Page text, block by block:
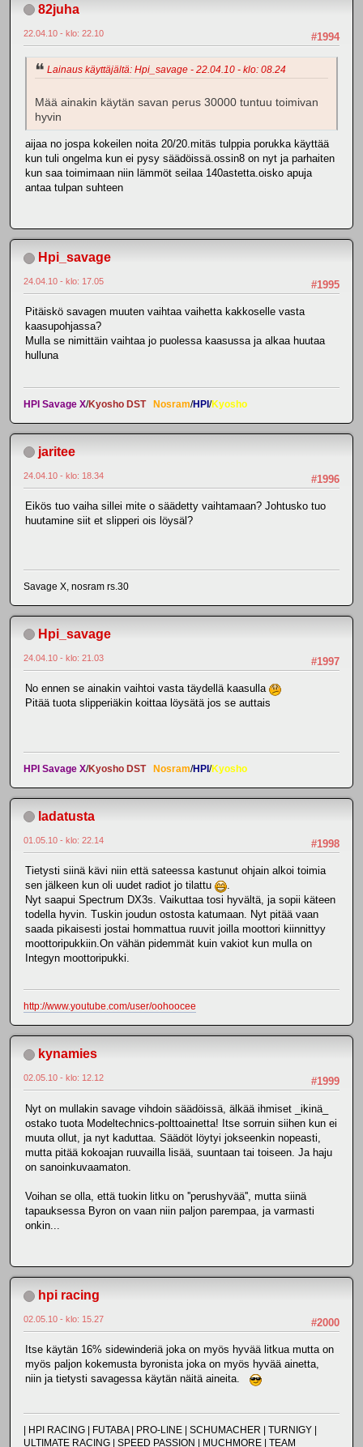
82juha
#1994
22.04.10 - klo: 22.10
Lainaus käyttäjältä: Hpi_savage - 22.04.10 - klo: 08.24
Mää ainakin käytän savan perus 30000 tuntuu toimivan
hyvin
aijaa no jospa kokeilen noita 20/20.mitäs tulppia porukka käyttää
kun tuli ongelma kun ei pysy säädöissä.ossin8 on nyt ja parhaiten
kun saa toimimaan niin lämmöt seilaa 140astetta.oisko apuja
antaa tulpan suhteen
Hpi_savage
#1995
24.04.10 - klo: 17.05
Pitäiskö savagen muuten vaihtaa vaihetta kakkoselle vasta
kaasupohjassa?
Mulla se nimittäin vaihtaa jo puolessa kaasussa ja alkaa huutaa
hulluna
HPI Savage X/Kyosho DST Nosram/HPI/Kyosho
jaritee
#1996
24.04.10 - klo: 18.34
Eikös tuo vaiha sillei mite o säädetty vaihtamaan? Johtusko tuo
huutamine siit et slipperi ois löysäl?
Savage X, nosram rs.30
Hpi_savage
#1997
24.04.10 - klo: 21.03
No ennen se ainakin vaihtoi vasta täydellä kaasulla
Pitää tuota slipperiäkin koittaa löysätä jos se auttais
HPI Savage X/Kyosho DST Nosram/HPI/Kyosho
ladatusta
#1998
01.05.10 - klo: 22.14
Tietysti siinä kävi niin että sateessa kastunut ohjain alkoi toimia
sen jälkeen kun oli uudet radiot jo tilattu
Nyt saapui Spectrum DX3s. Vaikuttaa tosi hyvältä, ja sopii käteen
todella hyvin. Tuskin joudun ostosta katumaan. Nyt pitää vaan
saada pikaisesti jostai hommattua ruuvit joilla moottori kiinnittyy
moottoripukkiin.On vähän pidemmät kuin vakiot kun mulla on
Integyn moottoripukki.
http://www.youtube.com/user/oohoocee
kynamies
#1999
02.05.10 - klo: 12.12
Nyt on mullakin savage vihdoin säädöissä, älkää ihmiset _ikinä_
ostako tuota Modeltechnics-polttoainetta! Itse sorruin siihen kun ei
muuta ollut, ja nyt kaduttaa. Säädöt löytyi jokseenkin nopeasti,
mutta pitää kokoajan ruuvailla lisää, suuntaan tai toiseen. Ja haju
on sanoinkuvaamaton.
Voihan se olla, että tuokin litku on ''perushyvää'', mutta siinä
tapauksessa Byron on vaan niin paljon parempaa, ja varmasti
onkin...
hpi racing
#2000
02.05.10 - klo: 15.27
Itse käytän 16% sidewinderiä joka on myös hyvää litkua mutta on
myös paljon kokemusta byronista joka on myös hyvää ainetta,
niin ja tietysti savagessa käytän näitä aineita.
| HPI RACING | FUTABA | PRO-LINE | SCHUMACHER | TURNIGY |
ULTIMATE RACING | SPEED PASSION | MUCHMORE | TEAM